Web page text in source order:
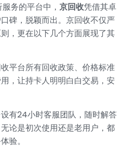
务的平台中， 京回收凭借其卓
碑，脱颖而出。京回收不仅严
，更在以下几个方面展现了其
平台所有回收政策、价格标准
，让持卡人明明白白交易，安
设有24小时客服团队，随时解答
论是初次使用还是老用户，都
验。